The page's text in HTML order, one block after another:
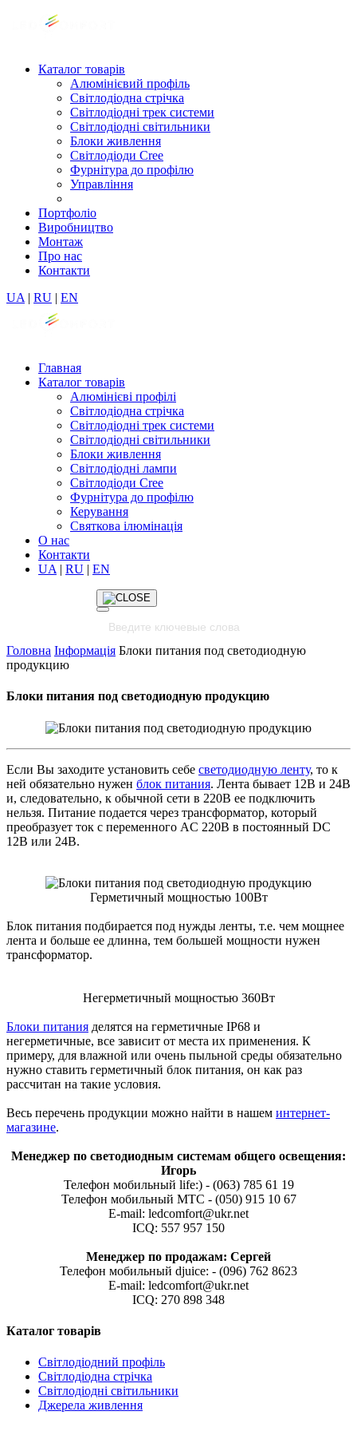
Каталог товарів
Алюмінієвий профіль
Світлодіодна стрічка
Світлодіодні трек системи
Світлодіодні світильники
Блоки живлення
Світлодіоди Cree
Фурнітура до профілю
Управління
Портфоліо
Виробництво
Монтаж
Про нас
Контакти
UA | RU | EN
Главная
Каталог товарів
Алюмінієві профілі
Світлодіодна стрічка
Світлодіодні трек системи
Світлодіодні світильники
Блоки живлення
Світлодіодні лампи
Світлодіоди Cree
Фурнітура до профілю
Керування
Святкова ілюмінація
О нас
Контакти
UA | RU | EN
Головна Інформація Блоки питания под светодиодную
продукцию
Блоки питания под светодиодную продукцию
Если Вы заходите установить себе светодиодную ленту, то к
ней обязательно нужен блок питания. Лента бывает 12В и 24В
и, следовательно, к обычной сети в 220В ее подключить
нельзя. Питание подается через трансформатор, который
преобразует ток с переменного AC 220В в постоянный DC
12В или 24В.
Герметичный мощностью 100Вт
Блок питания подбирается под нужды ленты, т.е. чем мощнее
лента и больше ее длинна, тем большей мощности нужен
трансформатор.
Негерметичный мощностью 360Вт
Блоки питания делятся на герметичные IP68 и
негерметичные, все зависит от места их применения. К
примеру, для влажной или очень пыльной среды обязательно
нужно ставить герметичный блок питания, он как раз
рассчитан на такие условия.
Весь перечень продукции можно найти в нашем интернет-
магазине.
Менеджер по светодиодным системам общего освещения:
Игорь
Телефон мобильный life:) - (063) 785 61 19
Телефон мобильный МТС - (050) 915 10 67
E-mail: ledcomfort@ukr.net
ICQ: 557 957 150
Менеджер по продажам: Сергей
Телефон мобильный djuice: - (096) 762 8623
E-mail: ledcomfort@ukr.net
ICQ: 270 898 348
Каталог товарів
Світлодіодний профіль
Світлодіодна стрічка
Світлодіодні світильники
Джерела живлення